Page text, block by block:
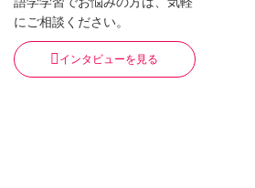
にご相談ください。
インタビューを見る